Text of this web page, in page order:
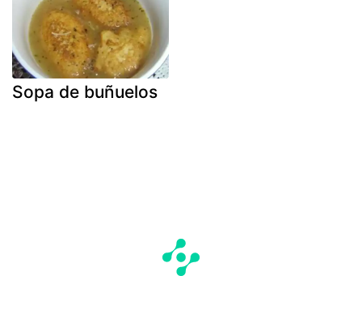
Sopa de buñuelos